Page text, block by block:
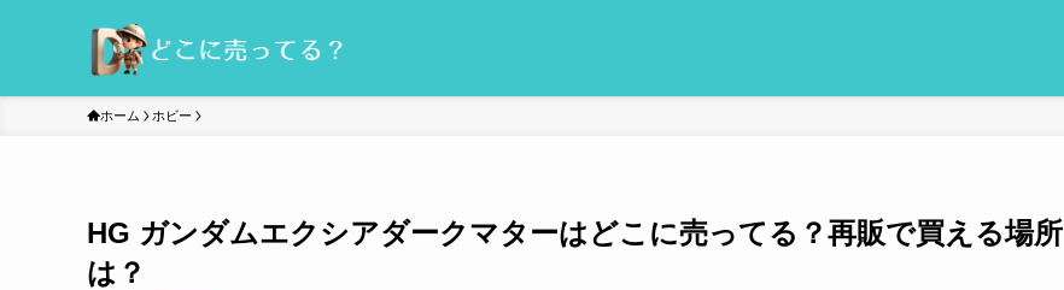
ホーム ホビー
HG ガンダムエクシアダークマターはどこに売ってる？再販で買える場所
は？